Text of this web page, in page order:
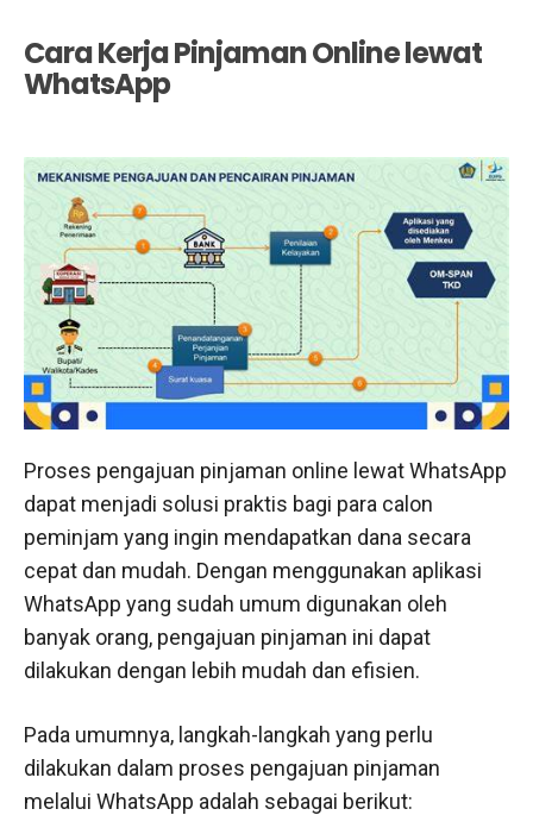
Cara Kerja Pinjaman Online lewat
WhatsApp
Proses pengajuan pinjaman online lewat WhatsApp
dapat menjadi solusi praktis bagi para calon
peminjam yang ingin mendapatkan dana secara
cepat dan mudah. Dengan menggunakan aplikasi
WhatsApp yang sudah umum digunakan oleh
banyak orang, pengajuan pinjaman ini dapat
dilakukan dengan lebih mudah dan efisien.
Pada umumnya, langkah-langkah yang perlu
dilakukan dalam proses pengajuan pinjaman
melalui WhatsApp adalah sebagai berikut: